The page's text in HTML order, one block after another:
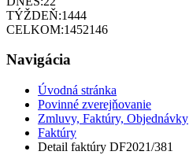
TÝŽDEŇ:1444
CELKOM:1452146
Navigácia
Úvodná stránka
Povinné zverejňovanie
Zmluvy, Faktúry, Objednávky
Faktúry
Detail faktúry DF2021/381